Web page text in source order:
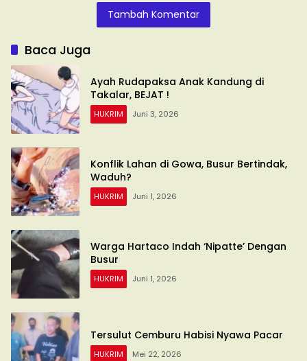
Tambah Komentar
Baca Juga
Ayah Rudapaksa Anak Kandung di
Takalar, BEJAT !
HUKRIM Juni 3, 2026
Konflik Lahan di Gowa, Busur Bertindak,
Waduh?
HUKRIM Juni 1, 2026
Warga Hartaco Indah ‘Nipatte’ Dengan
Busur
HUKRIM Juni 1, 2026
Tersulut Cemburu Habisi Nyawa Pacar
HUKRIM Mei 22, 2026